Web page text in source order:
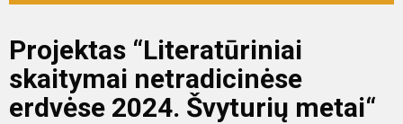
Projektas “Literatūriniai
skaitymai netradicinėse
erdvėse 2024. Švyturių metai“